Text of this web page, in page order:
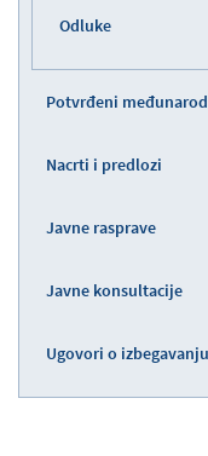
Odluke
Potvrđeni
Nacrti i predlozi
Javne rasprave
Javne konsultacije
Ugovori o